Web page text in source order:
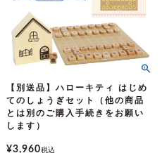
【別送品】ハローキティ はじめ
てのしょうぎセット（他の商品
とは別のご購入手続きをお願い
します）
¥3,960税込